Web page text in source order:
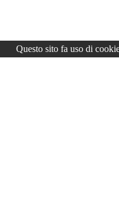
Questo sito fa uso di